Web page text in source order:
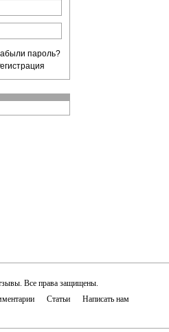
пароль?
Все права защищены.
Статьи Написать нам